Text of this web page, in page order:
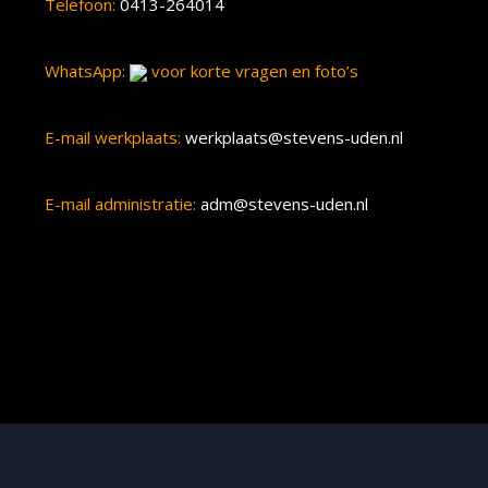
WhatsApp: voor korte vragen en foto’s
E-mail werkplaats: werkplaats@stevens-uden.nl
E-mail administratie: adm@stevens-uden.nl